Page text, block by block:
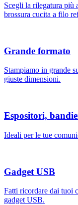
Scegli la rilegatura più
brossura cucita a filo
Grande formato
Stampiamo in grande
giuste dimensioni.
Espositori,
Ideali per le tue
Gadget USB
Fatti ricordare dai tuoi
gadget USB.